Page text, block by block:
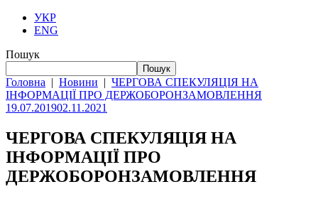
УКР
ENG
Пошук
Пошук
Головна | Новини | ЧЕРГОВА СПЕКУЛЯЦІЯ НА
ІНФОРМАЦІЇ ПРО ДЕРЖОБОРОНЗАМОВЛЕННЯ
19.07.201902.11.2021
ЧЕРГОВА СПЕКУЛЯЦІЯ НА
ІНФОРМАЦІЇ ПРО
ДЕРЖОБОРОНЗАМОВЛЕННЯ